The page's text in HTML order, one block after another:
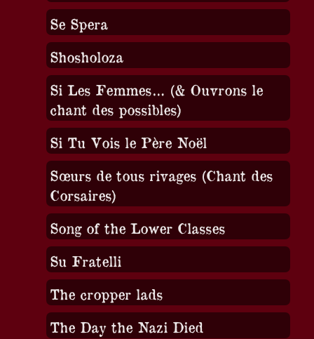
Se Spera
Shosholoza
Si Les Femmes… (& Ouvrons le
chant des possibles)
Si Tu Vois le Père Noël
Sœurs de tous rivages (Chant des
Corsaires)
Song of the Lower Classes
Su Fratelli
The cropper lads
The Day the Nazi Died